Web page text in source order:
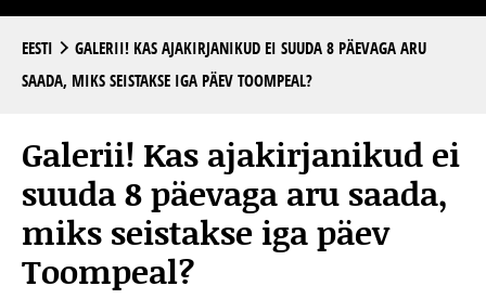
EESTI
GALERII! KAS AJAKIRJANIKUD EI SUUDA 8 PÄEVAGA ARU
SAADA, MIKS SEISTAKSE IGA PÄEV TOOMPEAL?
Galerii! Kas ajakirjanikud ei
suuda 8 päevaga aru saada,
miks seistakse iga päev
Toompeal?